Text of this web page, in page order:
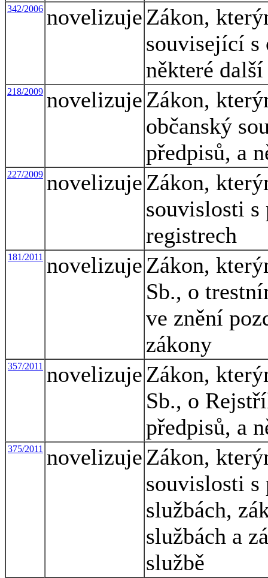
342/2006 novelizujeZákon,
související s
některé
218/2009 novelizujeZákon,
občanský
předpisů, a
227/2009 novelizujeZákon,
souvislosti s
registrech
181/2011 novelizujeZákon,
Sb., o
ve znění
zákony
357/2011 novelizujeZákon,
Sb., o
předpisů, a
375/2011 novelizujeZákon,
souvislosti
službách,
službách a
službě